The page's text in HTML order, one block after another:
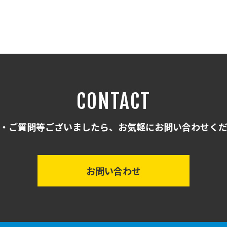
CONTACT
ご質問等ございましたら、お気軽にお問い合わせく
お問い合わせ